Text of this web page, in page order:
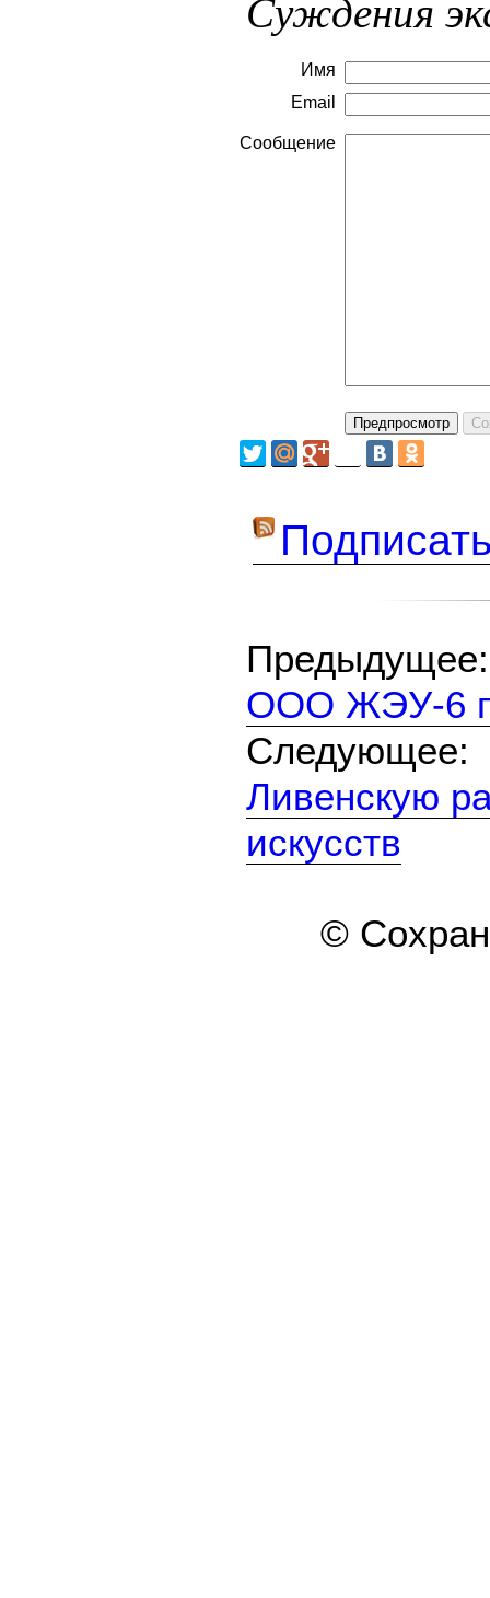
Имя
Email
Сообщение
ООО ЖЭУ-6
Ливенскую
искусств
©